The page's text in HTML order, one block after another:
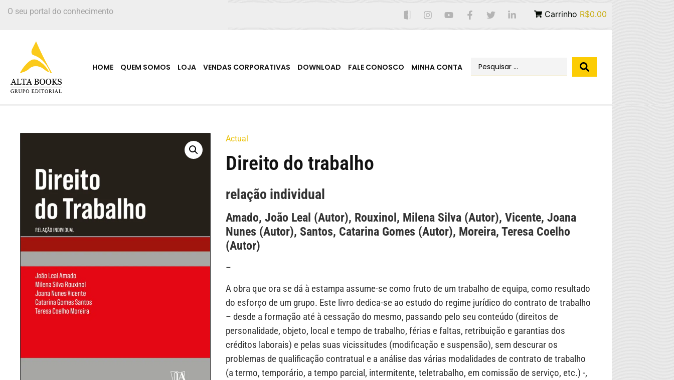
O seu portal do conhecimento Carrinho R$0.00
HOME QUEM SOMOS LOJA VENDAS CORPORATIVAS DOWNLOAD FALE CONOSCO MINHA CONTA
Actual
Direito do trabalho
relação individual
Amado, João Leal (Autor), Rouxinol, Milena Silva (Autor), Vicente, Joana
Nunes (Autor), Santos, Catarina Gomes (Autor), Moreira, Teresa Coelho
(Autor)
–
A obra que ora se dá à estampa assume-se como fruto de um trabalho de equipa, como resultado
do esforço de um grupo. Este livro dedica-se ao estudo do regime jurídico do contrato de trabalho
– desde a formação até à cessação do mesmo, passando pelo seu conteúdo (direitos de
personalidade, objeto, local e tempo de trabalho, férias e faltas, retribuição e garantias dos
créditos laborais) e pelas suas vicissitudes (modificação e suspensão), sem descurar os
problemas de qualificação contratual e a análise das várias modalidades de contrato de trabalho
(a termo, temporário, a tempo parcial, intermitente, teletrabalho, em comissão de serviço, etc.) -,